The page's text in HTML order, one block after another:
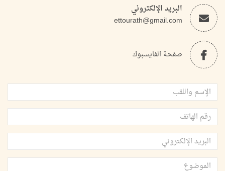
البريد الإلكتروني
ettourath@gmail.com
صفحة الفايسبوك